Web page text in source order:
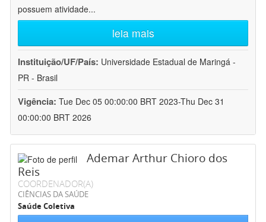
possuem atividade...
leia mais
Instituição/UF/País: Universidade Estadual de Maringá -
PR - Brasil
Vigência: Tue Dec 05 00:00:00 BRT 2023-Thu Dec 31
00:00:00 BRT 2026
Ademar Arthur Chioro dos
Reis
COORDENADOR(A)
CIÊNCIAS DA SAÚDE
Saúde Coletiva